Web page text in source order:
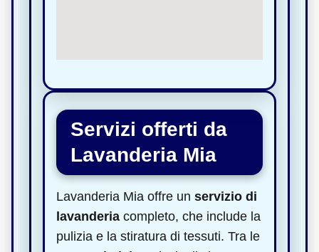
Servizi offerti da
Lavanderia Mia
Lavanderia Mia offre un servizio di
lavanderia completo, che include la
pulizia e la stiratura di tessuti. Tra le